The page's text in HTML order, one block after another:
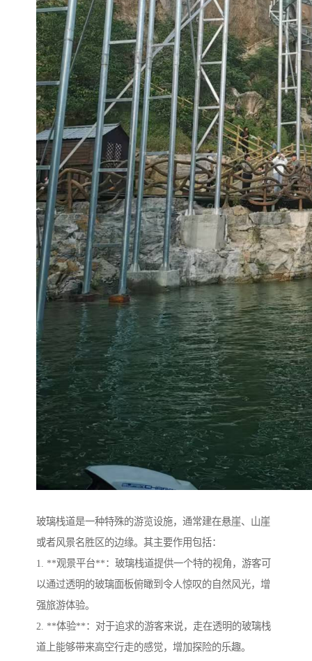
玻璃栈道是一种特殊的游览设施，通常建在悬崖、山崖
或者风景名胜区的边缘。其主要作用包括：
1. **观景平台**：玻璃栈道提供一个特的视角，游客可
以通过透明的玻璃面板俯瞰到令人惊叹的自然风光，增
强旅游体验。
2. **体验**：对于追求的游客来说，走在透明的玻璃栈
道上能够带来高空行走的感觉，增加探险的乐趣。